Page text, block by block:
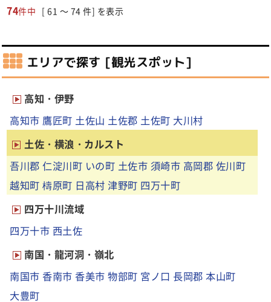
74件中 [ 61 ～ 74 件] を表示
エリアで探す [観光スポット]
高知・伊野
高知市 鷹匠町 土佐山 土佐郡 土佐町 大川村
土佐・横浪・カルスト
吾川郡 仁淀川町 いの町 土佐市 須崎市 高岡郡 佐川町
越知町 檮原町 日高村 津野町 四万十町
四万十川流域
四万十市 西土佐
南国・龍河洞・嶺北
南国市 香南市 香美市 物部町 宮ノ口 長岡郡 本山町
大豊町